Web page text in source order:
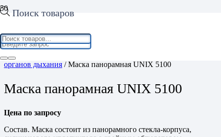
Поиск товаров
Home
органов дыхания / Маска панорамная UNIX 5100
Маска панорамная UNIX 5100
Цена по запросу
Состав. Маска состоит из панорамного стекла-корпуса,